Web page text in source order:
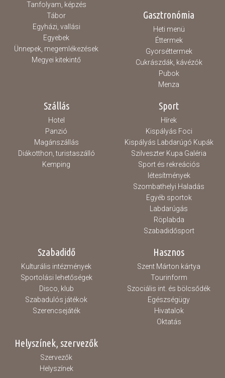
Tanfolyam, képzés
Tábor
Egyházi, vallási
Egyebek
Ünnepek, megemlékezések
Megyei kitekintő
Gasztronómia
Heti menü
Éttermek
Gyorséttermek
Cukrászdák, kávézók
Pubok
Menza
Szállás
Hotel
Panzió
Magánszállás
Diákotthon, turistaszálló
Kemping
Sport
Hírek
Kispályás Foci
Kispályás Labdarúgó Kupák
Szilveszter Kupa Galéria
Sport és rekreációs
létesítmények
Szombathelyi Haladás
Egyéb sportok
Labdarúgás
Röplabda
Szabadidősport
Szabadidő
Kulturális intézmények
Sportolási lehetőségek
Disco, klub
Szabadulós játékok
Szerencsejáték
Hasznos
Szent Márton kártya
Tourinform
Szociális int. és bölcsődék
Egészségügy
Hivatalok
Oktatás
Helyszínek, szervezők
Szervezők
Helyszínek